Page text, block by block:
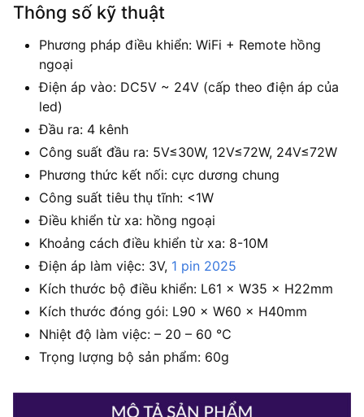
Thông số kỹ thuật
Phương pháp điều khiển: WiFi + Remote hồng
ngoại
Điện áp vào: DC5V ~ 24V (cấp theo điện áp của
led)
Đầu ra: 4 kênh
Công suất đầu ra: 5V≤30W, 12V≤72W, 24V≤72W
Phương thức kết nối: cực dương chung
Công suất tiêu thụ tĩnh: <1W
Điều khiển từ xa: hồng ngoại
Khoảng cách điều khiển từ xa: 8-10M
Điện áp làm việc: 3V, 1 pin 2025
Kích thước bộ điều khiển: L61 × W35 × H22mm
Kích thước đóng gói: L90 × W60 × H40mm
Nhiệt độ làm việc: – 20 – 60 ℃
Trọng lượng bộ sản phẩm: 60g